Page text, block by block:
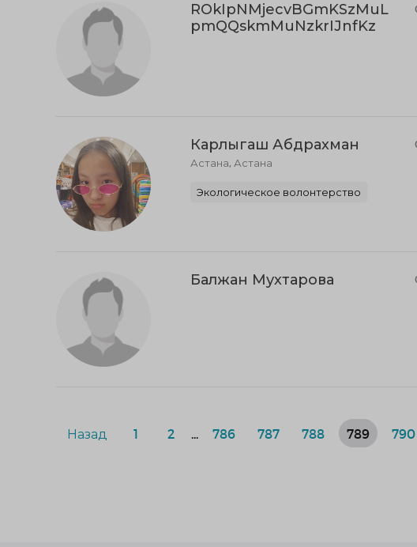
ROkIpNMjecvBGmKSzMuL
pmQQskmMuNzkrIJnfKz
Карлыгаш Абдрахман
Астана, Астана
Экологическое волонтерство
Балжан Мухтарова
Назад 1 2 786 787 788 789 790